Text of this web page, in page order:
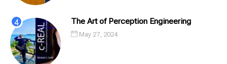
The Art of Perception Engineering
May 27, 2024